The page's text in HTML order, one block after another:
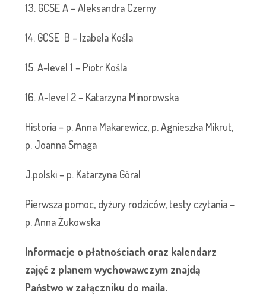
13. GCSE A – Aleksandra Czerny
14. GCSE B – Izabela Kośla
15. A-level 1 – Piotr Kośla
16. A-level 2 – Katarzyna Minorowska
Historia – p. Anna Makarewicz, p. Agnieszka Mikrut,
p. Joanna Smaga
J.polski – p. Katarzyna Góral
Pierwsza pomoc, dyżury rodziców, testy czytania –
p. Anna Żukowska
Informacje o płatnościach oraz kalendarz
zajęć z planem wychowawczym znajdą
Państwo w załączniku do maila.